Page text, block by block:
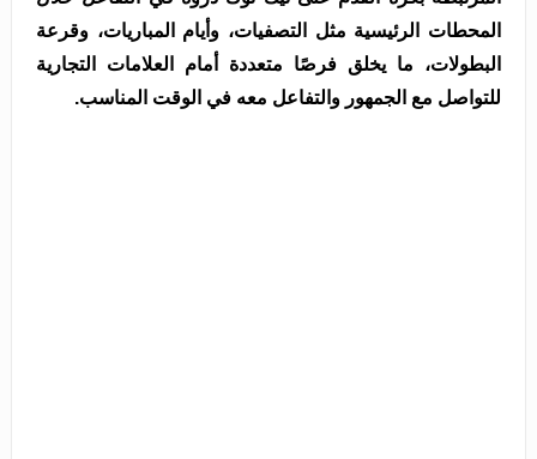
المحطات الرئيسية مثل التصفيات، وأيام المباريات، وقرعة
البطولات، ما يخلق فرصًا متعددة أمام العلامات التجارية
للتواصل مع الجمهور والتفاعل معه في الوقت المناسب.